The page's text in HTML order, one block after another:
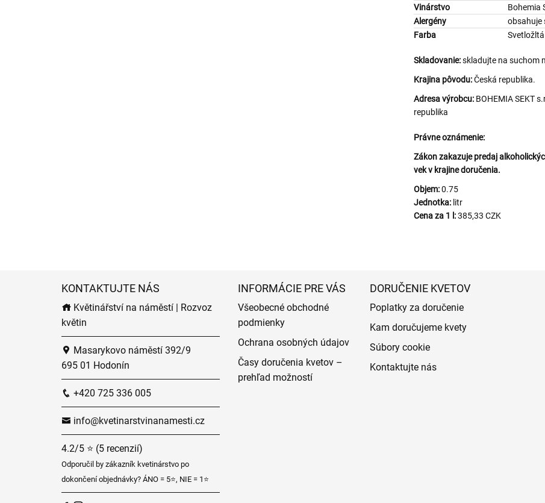
Vinárstvo
Bohemia
Alergény
obsahuje
Farba
Skladovanie:skladujte na suchom
Krajina pôvodu:Česká republika.
Adresa výrobcu: BOHEMIA SEKT
republika
Právne oznámenie:
Zákon zakazuje predaj
vek v krajine doručenia.
Objem:0.75
Jednotka: litr
Cena za 1 l:385,33 CZK
KONTAKTUJTE NÁS
Květinářství na náměstí | Rozvoz
květin
Masarykovo náměstí 392/9
695 01 Hodonín
+420 725 336 005
info@kvetinarstvinanamesti.cz
4.2/5 ⭐ (5 recenzií)
Odporučil by zákazník kvetinárstvo po
dokončení objednávky? ÁNO = 5⭐, NIE = 1⭐
INFORMÁCIE PRE VÁS
Všeobecné obchodné
podmienky
Ochrana osobných údajov
Časy doručenia kvetov –
prehľad možností
DORUČENIE KVETOV
Poplatky za doručenie
Kam doručujeme kvety
Súbory cookie
Kontaktujte nás